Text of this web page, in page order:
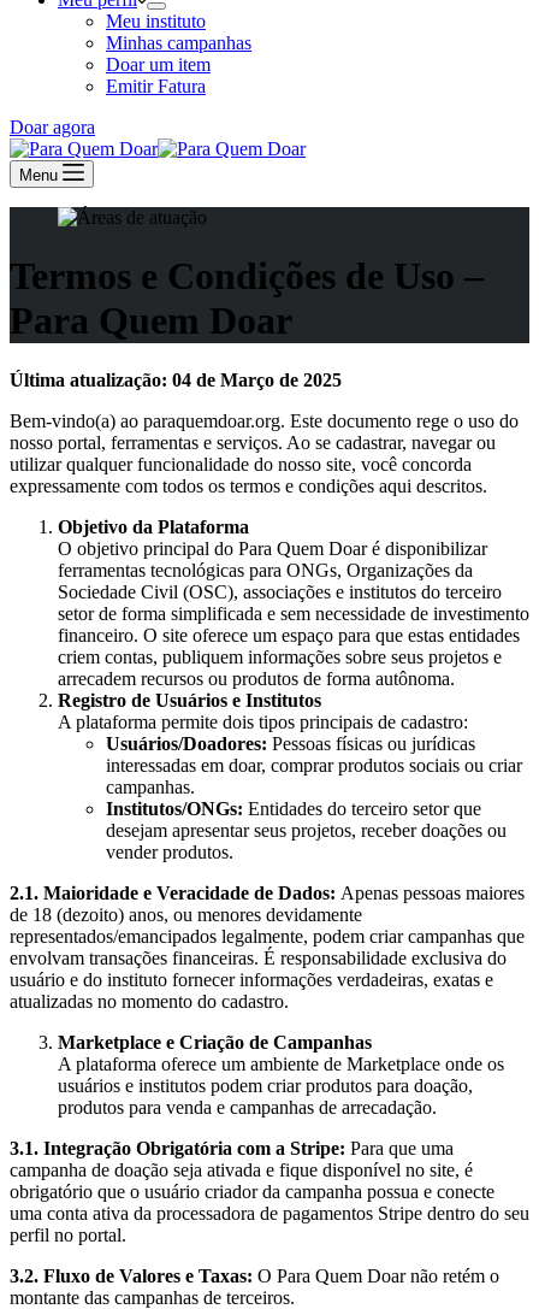
Meu instituto
Minhas campanhas
Doar um item
Emitir Fatura
Doar agora
Menu
Termos e Condições de Uso –
Para Quem Doar
Última atualização: 04 de Março de 2025
Bem-vindo(a) ao paraquemdoar.org. Este documento rege o uso do
nosso portal, ferramentas e serviços. Ao se cadastrar, navegar ou
utilizar qualquer funcionalidade do nosso site, você concorda
expressamente com todos os termos e condições aqui descritos.
Objetivo da Plataforma
O objetivo principal do Para Quem Doar é disponibilizar
ferramentas tecnológicas para ONGs, Organizações da
Sociedade Civil (OSC), associações e institutos do terceiro
setor de forma simplificada e sem necessidade de investimento
financeiro. O site oferece um espaço para que estas entidades
criem contas, publiquem informações sobre seus projetos e
arrecadem recursos ou produtos de forma autônoma.
Registro de Usuários e Institutos
A plataforma permite dois tipos principais de cadastro:
Usuários/Doadores: Pessoas físicas ou jurídicas
interessadas em doar, comprar produtos sociais ou criar
campanhas.
Institutos/ONGs: Entidades do terceiro setor que
desejam apresentar seus projetos, receber doações ou
vender produtos.
2.1. Maioridade e Veracidade de Dados: Apenas pessoas maiores
de 18 (dezoito) anos, ou menores devidamente
representados/emancipados legalmente, podem criar campanhas que
envolvam transações financeiras. É responsabilidade exclusiva do
usuário e do instituto fornecer informações verdadeiras, exatas e
atualizadas no momento do cadastro.
Marketplace e Criação de Campanhas
A plataforma oferece um ambiente de Marketplace onde os
usuários e institutos podem criar produtos para doação,
produtos para venda e campanhas de arrecadação.
3.1. Integração Obrigatória com a Stripe: Para que uma
campanha de doação seja ativada e fique disponível no site, é
obrigatório que o usuário criador da campanha possua e conecte
uma conta ativa da processadora de pagamentos Stripe dentro do seu
perfil no portal.
3.2. Fluxo de Valores e Taxas: O Para Quem Doar não retém o
montante das campanhas de terceiros.